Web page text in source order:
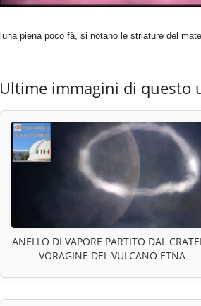
luna piena poco fà, si notano le striature del
Ultime immagini di questo
ANELLO DI VAPORE PARTITO DAL
VORAGINE DEL VULCANO ETNA